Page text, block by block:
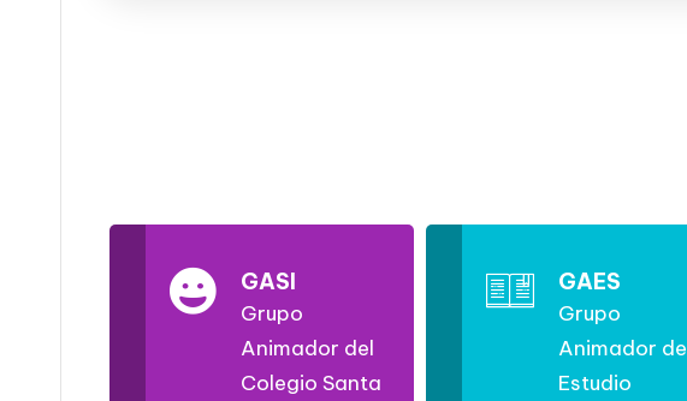
GASI
Grupo
Animador del
Colegio Santa
GAES
Grupo
Animador de
Estudio